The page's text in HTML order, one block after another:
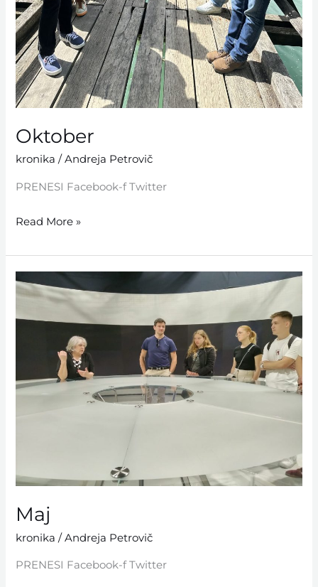
Oktober
kronika /Andreja Petrovič
PRENESI Facebook-f Twitter
Read More »
Maj
kronika /Andreja Petrovič
PRENESI Facebook-f Twitter
Maj